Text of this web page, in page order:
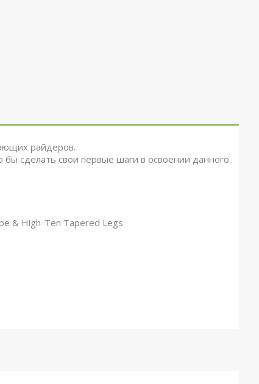
райдеров.
сделать свои первые шаги в освоении данного
& High-Ten Tapered Legs